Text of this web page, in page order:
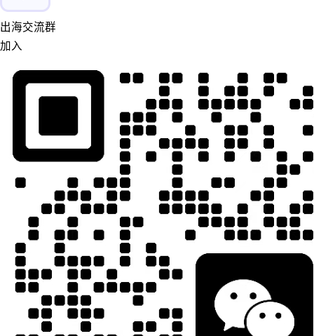
出海交流群
加入